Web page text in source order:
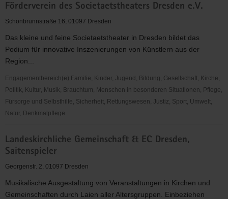
Johannstadt
Förderverein des Societaetstheaters Dresden e.V.
Schönbrunnstraße 16, 01097 Dresden
Das kleine und feine Societaetstheater in Dresden bildet das
Podium für innovative Inszenierungen von Künstlern aus der
Region...
Engagementbereich(e) Familie, Kinder, Jugend, Bildung, Gesellschaft, Kirche,
Politik, Kultur, Musik, Brauchtum, Menschen in besonderen Situationen, Pflege,
Fürsorge und Selbsthilfe, Sicherheit, Rettungswesen, Justiz, Sport, Umwelt,
Natur, Denkmalpflege
des
Societaetstheaters
Dresden
Landeskirchliche Gemeinschaft & EC Dresden,
Saitenspieler
Georgenstr. 2, 01097 Dresden
Musikalische Ausgestaltung von Veranstaltungen in Kirchen und
Gemeinschaften durch Laien aller Altersgruppen. Einbeziehen